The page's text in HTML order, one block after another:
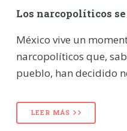
Los narcopolíticos
México vive un
narcopolíticos que,
pueblo, han decidido
LEER MÁS